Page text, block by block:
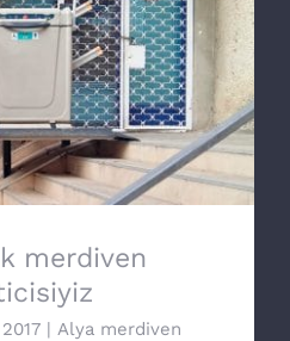
merdiven asansörü
merdiven
| Alya merdiven